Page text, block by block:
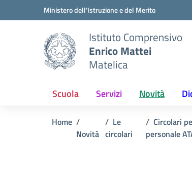
Vai ai contenuti
Vai al menu di navigazioneMinistero dell'Istruzione e del Merito
Istituto Comprensivo
Enrico Mattei
Matelica
Scuola Servizi Novità
Home
Novità
Le
circolari
Circolari
personale